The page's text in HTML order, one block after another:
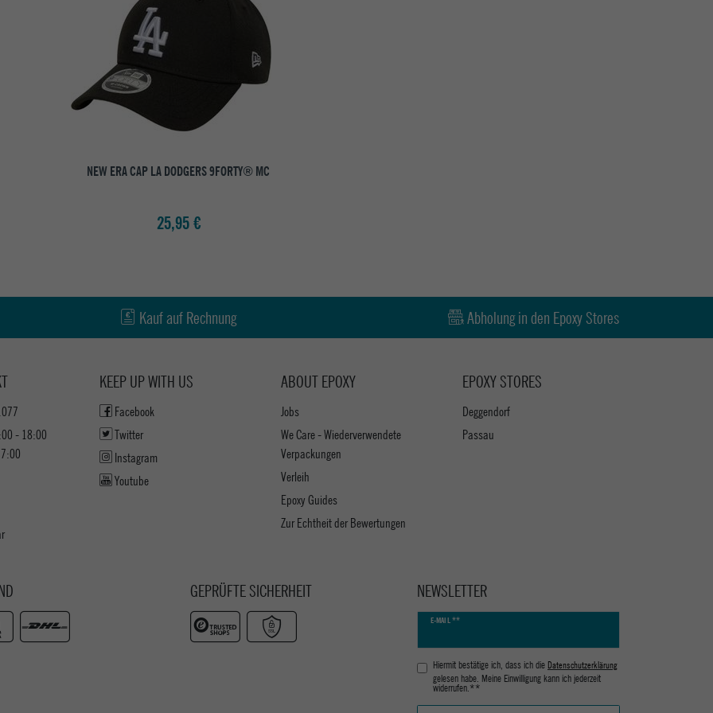
NEW ERA CAP LA DODGERS 9FORTY® MC
25,95 €
Kauf auf Rechnung Abholung in den Epoxy Stores
- 18:00
ABOUT EPOXY
Jobs
We Care - Wiederverwendete
Verpackungen
Verleih
Epoxy Guides
Zur Echtheit der Bewertungen
EPOXY STORES
Deggendorf
Passau
KEEP UP WITH US
Facebook
Twitter
Instagram
Youtube
GEPRÜFTE SICHERHEIT NEWSLETTER
E-MAIL **
Newsletter
Hiermit bestätige ich, dass ich die Daten­schutz­erklärung
gelesen habe. Meine Einwilligung kann ich jederzeit
widerrufen.**